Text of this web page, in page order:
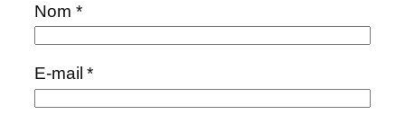
Nom *
E-mail*